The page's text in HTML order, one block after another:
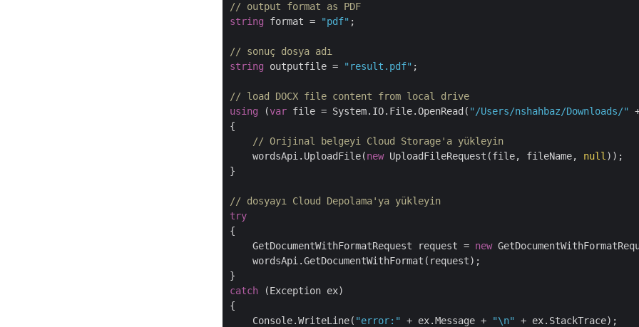
// output format as PDF
string format = "pdf" ;
// sonuç dosya adı
string outputfile = "result.pdf" ;
// load DOCX file content from local drive
using (var file = System.IO.File.OpenRead( "/Users/nshahbaz/Downloads/"
{
// Orijinal belgeyi Cloud Storage'a yükleyin
    wordsApi.UploadFile(
new UploadFileRequest(file, fileName, null ));
}
// dosyayı Cloud Depolama'ya yükleyin
try
{
    GetDocumentWithFormatRequest request =
new
    wordsApi.GetDocumentWithFormat(request);
catch (Exception ex)
{
    Console.WriteLine(
"error:" + ex.Message + "\n"
+ ex.StackTrace);